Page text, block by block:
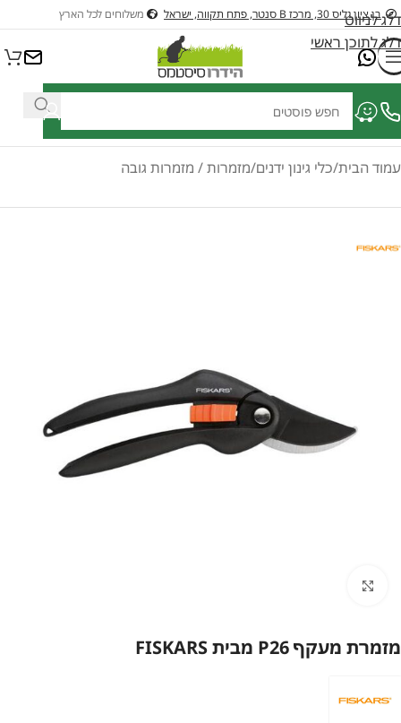
דלג לניווט
דלג לתוכן ראשי
בן ציון גליס 30, מרכז B סנטר, פתח תקווה, ישראל משלוחים לכל הארץ
ציוד לבריכות דגים ונוי ציוד לבריכות שחיה כלי גינון בנזין וחשמלים לגינה
עמוד הבית/כלי גינון ידנים/מזמרות / מזמרות גובה
מזמרת מעקף P26 מבית FISKARS